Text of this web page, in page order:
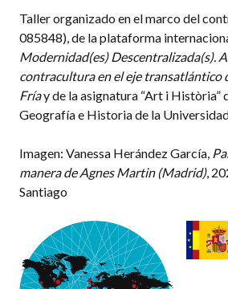
Horizontal Art History.» Umeni
378-384)
Rivera Rosario, Nelson.
abstracto e identidad
urgencia:
Escritos sobre arte
Universidad de Puerto Rico,
20)
puertorriqueño, arte
Posdata a los figurativos vs.
Con urgencia: Escritos sobre
puertorriqueño contemporáneo.
Taller organizado en el marco del
085848), de la plataforma
Modernidad(es) Descentralizada(s).
contracultura en el eje transatlántico
Fríay de la asignatura “Art i Història”
Geografía e Historia de la
Imagen: Vanessa Herández García,
manera de Agnes Martin (Madrid),
Santiago